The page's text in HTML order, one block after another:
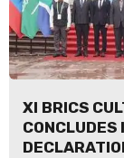
XI BRICS
CONCLUDES